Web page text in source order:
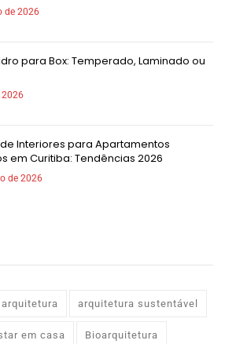
de 2026
para Box: Temperado, Laminado ou
2026
Interiores para Apartamentos
em Curitiba: Tendências 2026
de 2026
arquitetura arquitetura sustentável
em casa Bioarquitetura